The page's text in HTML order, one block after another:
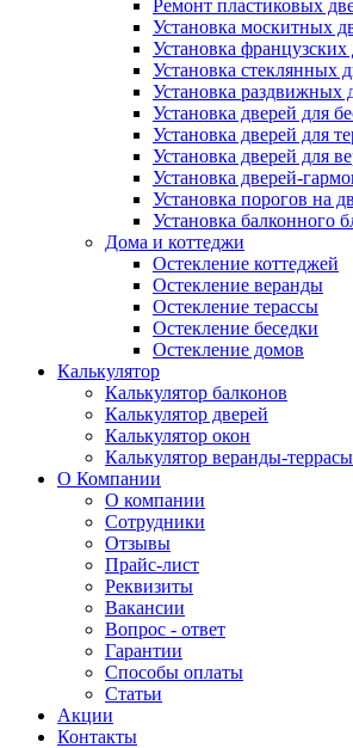
Ремонт пластиковых
Установка москитных
Установка французских
Установка стеклянных
Установка раздвижных
Установка дверей для
Установка дверей для
Установка дверей для
Установка дверей-
Установка порогов на
Установка балконного
Дома и коттеджи
Остекление коттеджей
Остекление веранды
Остекление терассы
Остекление беседки
Остекление домов
Калькулятор
Калькулятор балконов
Калькулятор дверей
Калькулятор окон
Калькулятор веранды-террасы
О Компании
О компании
Сотрудники
Отзывы
Прайс-лист
Реквизиты
Вакансии
Вопрос - ответ
Гарантии
Способы оплаты
Статьи
Акции
Контакты